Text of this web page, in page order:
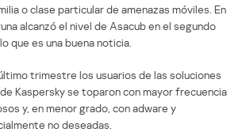
o clase particular de amenazas móviles. En
alcanzó el nivel de Asacub en el segundo
que es una buena noticia.
trimestre los usuarios de las soluciones
Kaspersky se toparon con mayor frecuencia
y, en menor grado, con adware y
no deseadas.